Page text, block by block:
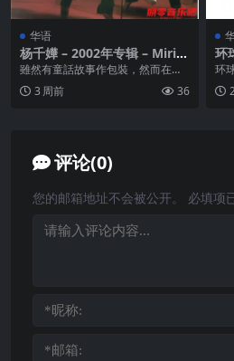
华语
杨千嬅 – 2002年专辑 – Miria
m’s Music Box – Flac
雖然有童話故事作包裝，然而在千
嬅的情歌中，道出了在現實的愛情
世界中，原來是沒有「...
3 周前 36
环
环
精
评论(0)
您的邮箱地址不会被公开。 必填项